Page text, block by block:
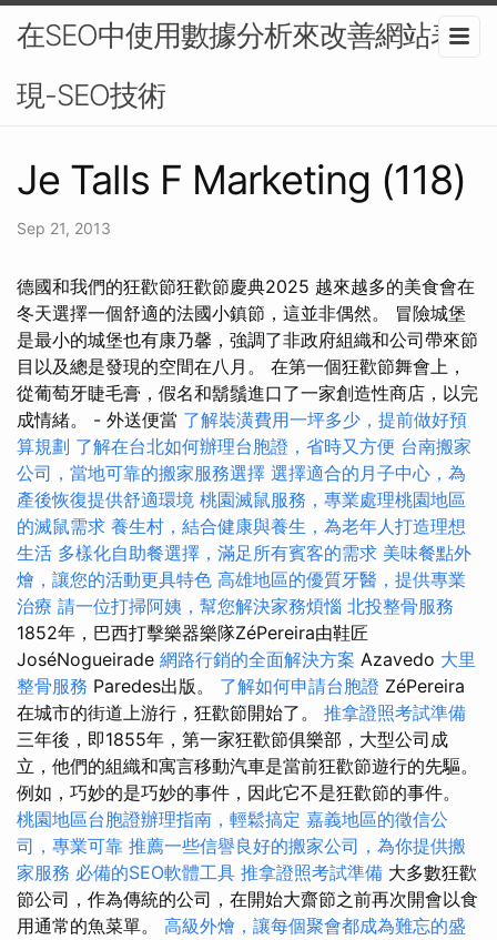
在SEO中使用數據分析來改善網站表
現-SEO技術
Je Talls F Marketing (118)
Sep 21, 2013
德國和我們的狂歡節狂歡節慶典2025 越來越多的美食會在
冬天選擇一個舒適的法國小鎮節，這並非偶然。 冒險城堡
是最小的城堡也有康乃馨，強調了非政府組織和公司帶來節
目以及總是發現的空間在八月。 在第一個狂歡節舞會上，
從葡萄牙睫毛膏，假名和鬍鬚進口了一家創造性商店，以完
成情緒。 - 外送便當 了解裝潢費用一坪多少，提前做好預
算規劃 了解在台北如何辦理台胞證，省時又方便 台南搬家
公司，當地可靠的搬家服務選擇 選擇適合的月子中心，為
產後恢復提供舒適環境 桃園滅鼠服務，專業處理桃園地區
的滅鼠需求 養生村，結合健康與養生，為老年人打造理想
生活 多樣化自助餐選擇，滿足所有賓客的需求 美味餐點外
燴，讓您的活動更具特色 高雄地區的優質牙醫，提供專業
治療 請一位打掃阿姨，幫您解決家務煩惱 北投整骨服務
1852年，巴西打擊樂器樂隊ZéPereira由鞋匠
JoséNogueirade 網路行銷的全面解決方案 Azavedo 大里
整骨服務 Paredes出版。 了解如何申請台胞證 ZéPereira
在城市的街道上游行，狂歡節開始了。 推拿證照考試準備
三年後，即1855年，第一家狂歡節俱樂部，大型公司成
立，他們的組織和寓言移動汽車是當前狂歡節遊行的先驅。
例如，巧妙的是巧妙的事件，因此它不是狂歡節的事件。
桃園地區台胞證辦理指南，輕鬆搞定 嘉義地區的徵信公
司，專業可靠 推薦一些信譽良好的搬家公司，為你提供搬
家服務 必備的SEO軟體工具 推拿證照考試準備 大多數狂歡
節公司，作為傳統的公司，在開始大齋節之前再次開會以食
用通常的魚菜單。 高級外燴，讓每個聚會都成為難忘的盛